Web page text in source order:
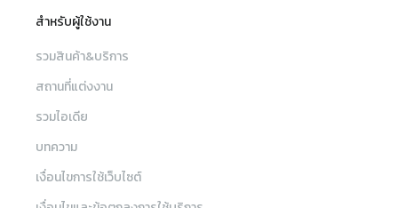
สำหรับผู้ใช้งาน
รวมสินค้า&บริการ
สถานที่แต่งงาน
รวมไอเดีย
บทความ
เงื่อนไขการใช้เว็บไซต์